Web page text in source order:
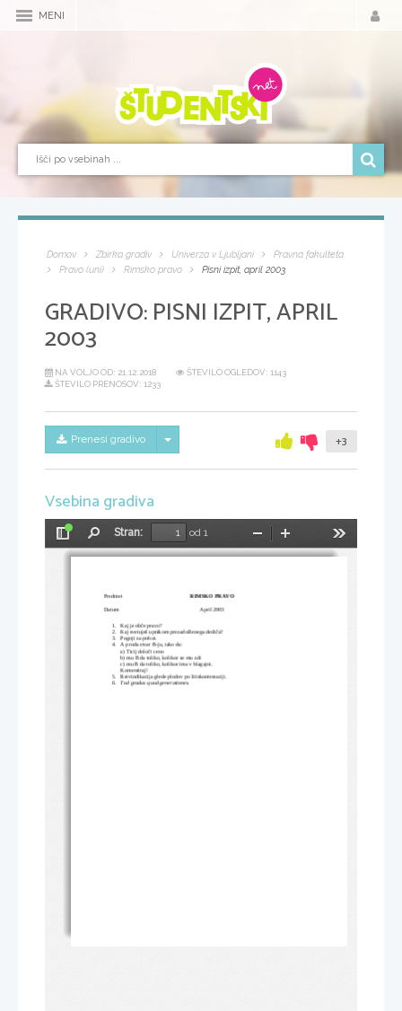
MENI
Domov Zbirka gradiv Univerza v Ljubljani
Pravna fakulteta
Pravo (uni)
Rimsko pravo Pisni izpit, april 2003
GRADIVO:PISNI IZPIT, APRIL
2003
NA VOLJO OD: 21.12.2018
ŠTEVILO OGLEDOV: 1143
ŠTEVILO PRENOSOV: 1233
Prenesi gradivo Skrij/prikaži meni +3
Vsebina gradiva
Preklopi
stransko
Stran:
od 1
Pomanjšaj
Predmet RIMSKO PRAVO
Datum April 2003
1.
Kaj je obče pravo?
2.
Kaj svetuješ upnikom prezadolženega dediča?
3.
Pogoji za pobot.
4.
A proda stvar B-ju, tako da:
a) Ticij določi ceno
b) mu B da toliko, kolikor se mu zdi
c) mu B da toliko, kolikor ima v blagajni.
Komentiraj!
5.
Reivindikacija glede plodov po litiskontestaciji.
6.
Tod gradus quod generationes.